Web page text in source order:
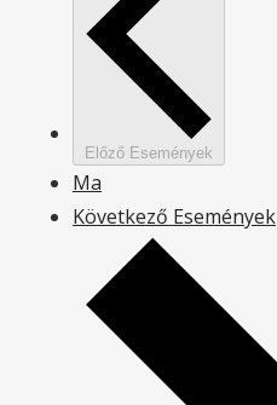
Előző Események
Ma
Következő Események